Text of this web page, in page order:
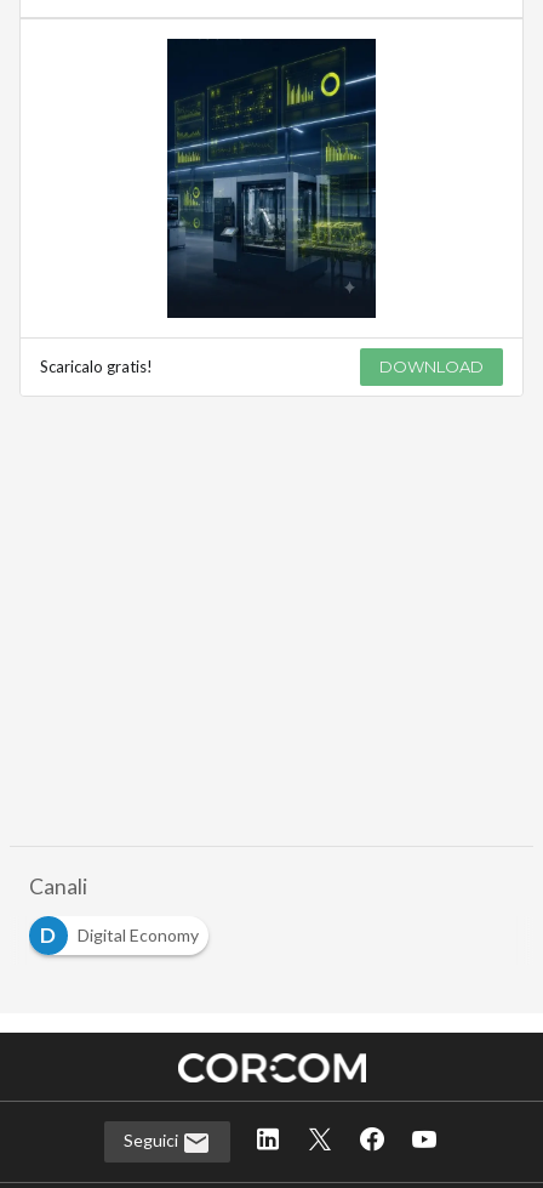
Scaricalo gratis! DOWNLOAD
Canali
D
Digital Economy
Seguici